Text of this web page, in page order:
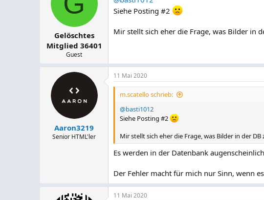
Gelöschtes
Mitglied 36401
Guest
Siehe Posting #2
Mir stellt sich eher die Frage, was Bilder in
Aaron3219
Senior HTML'ler
11 Mai 2020
m.scatello schrieb:
@basti1012
Siehe Posting #2
Mir stellt sich eher die Frage, was Bilder in der DB
Es werden in der Datenbank
Der Fehler macht für mich nur Sinn, wenn
11 Mai 2020